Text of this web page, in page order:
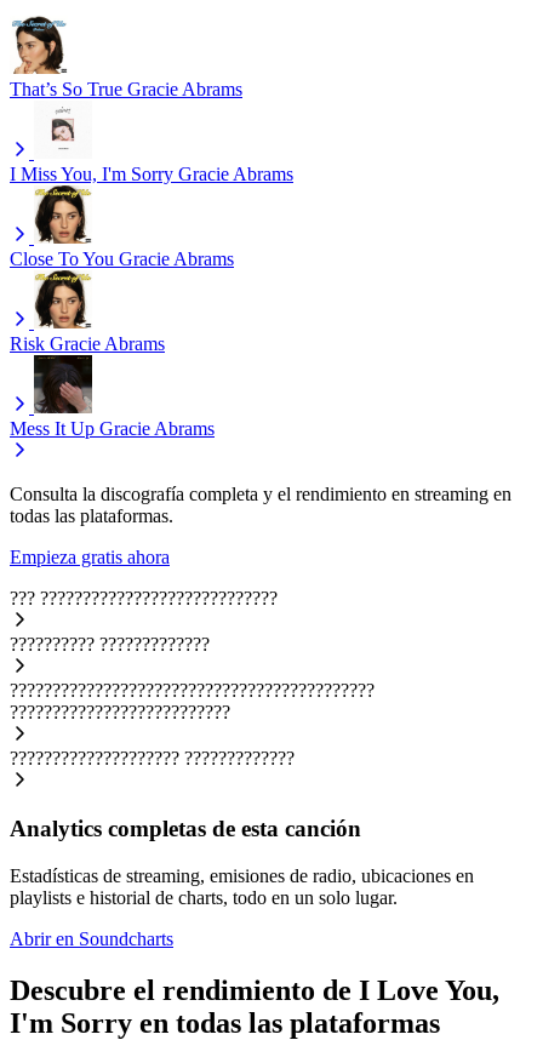
That’s So True Gracie Abrams
I Miss You, I'm Sorry Gracie Abrams
Close To You Gracie Abrams
Risk Gracie Abrams
Mess It Up Gracie Abrams
Consulta la discografía completa y el rendimiento en streaming en
todas las plataformas.
Empieza gratis ahora
??? ????????????????????????????
?????????? ?????????????
???????????????????????????????????????????
??????????????????????????
???????????????????? ?????????????
Analytics completas de esta canción
Estadísticas de streaming, emisiones de radio, ubicaciones en
playlists e historial de charts, todo en un solo lugar.
Abrir en Soundcharts
Descubre el rendimiento de I Love You,
I'm Sorry en todas las plataformas